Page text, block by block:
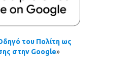
του Πολίτη ως
στην Google»